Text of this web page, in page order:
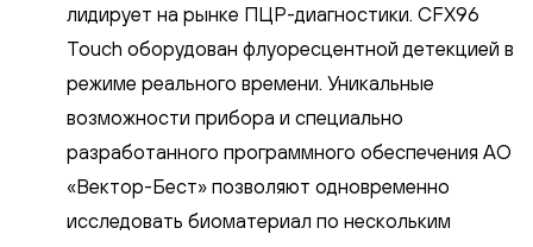
лидирует на рынке ПЦР-диагностики. CFX96
Touch оборудован флуоресцентной детекцией в
режиме реального времени. Уникальные
возможности прибора и специально
разработанного программного обеспечения АО
«Вектор-Бест» позволяют одновременно
исследовать биоматериал по нескольким